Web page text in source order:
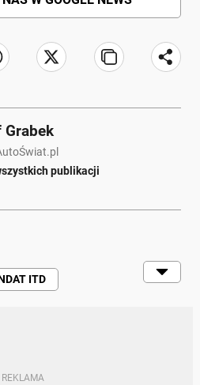
publikacji
ITD